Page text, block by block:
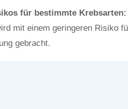
für bestimmte Krebsarten:
mit einem geringeren Risiko
gebracht.